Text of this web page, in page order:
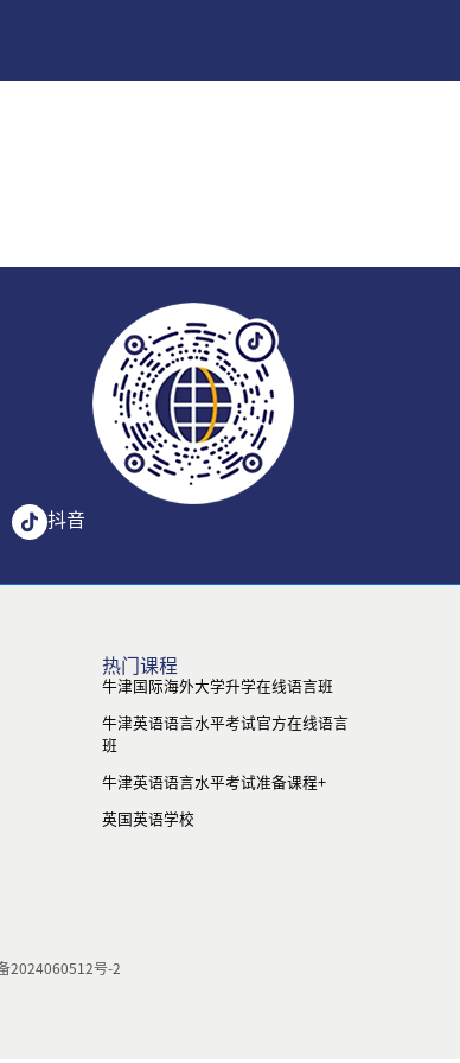
抖音
热门课程
牛津国际海外大学升学在线语言班
牛津英语语言水平考试官方在线语言
班
牛津英语语言水平考试准备课程+
英国英语学校
2024060512号-2